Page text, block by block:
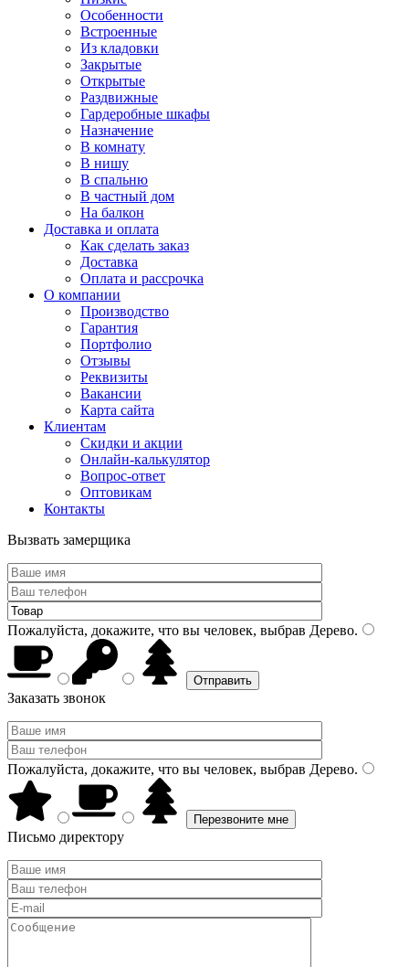
Особенности
Встроенные
Из кладовки
Закрытые
Открытые
Раздвижные
Гардеробные шкафы
Назначение
В комнату
В нишу
В спальню
В частный дом
На балкон
Доставка и оплата
Как сделать заказ
Доставка
Оплата и рассрочка
О компании
Производство
Гарантия
Портфолио
Отзывы
Реквизиты
Вакансии
Карта сайта
Клиентам
Скидки и акции
Онлайн-калькулятор
Вопрос-ответ
Оптовикам
Контакты
Вызвать замерщика
Пожалуйста, докажите, что вы человек, выбрав Дерево.
Заказать звонок
Пожалуйста, докажите, что вы человек, выбрав Дерево.
Письмо директору